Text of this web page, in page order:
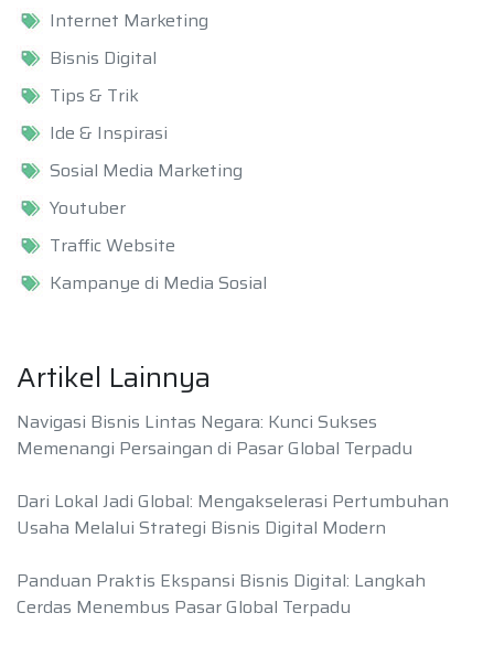
Internet Marketing
Bisnis Digital
Tips & Trik
Ide & Inspirasi
Sosial Media Marketing
Youtuber
Traffic Website
Kampanye di Media Sosial
Artikel Lainnya
Navigasi Bisnis Lintas Negara: Kunci Sukses
Memenangi Persaingan di Pasar Global Terpadu
Dari Lokal Jadi Global: Mengakselerasi Pertumbuhan
Usaha Melalui Strategi Bisnis Digital Modern
Panduan Praktis Ekspansi Bisnis Digital: Langkah
Cerdas Menembus Pasar Global Terpadu